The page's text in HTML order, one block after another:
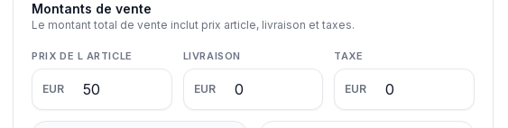
Montants de vente
Le montant total de vente inclut prix article, livraison et taxes.
PRIX DE L ARTICLE
EUR
LIVRAISON
EUR
TAXE
EUR